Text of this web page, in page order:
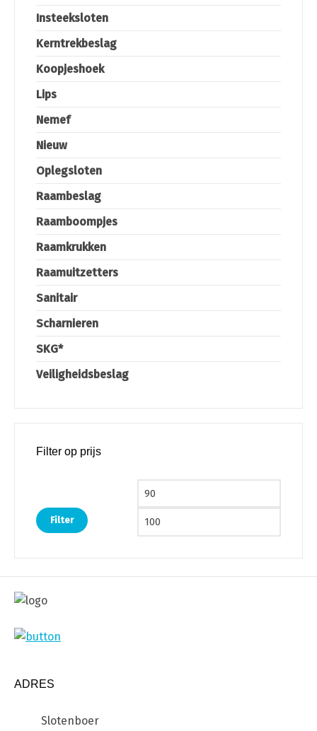
Insteeksloten
Kerntrekbeslag
Koopjeshoek
Lips
Nemef
Nieuw
Oplegsloten
Raambeslag
Raamboompjes
Raamkrukken
Raamuitzetters
Sanitair
Scharnieren
SKG*
Veiligheidsbeslag
Filter op prijs
Min. prijs
Filter
ADRES
Slotenboer